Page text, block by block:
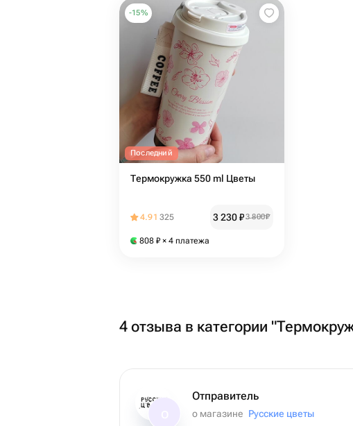
-15%
Последний
Термокружка 550 ml Цветы
4.91 325 3 230₽3 800₽
808 ₽ × 4 платежа
4 отзыва в категории
Отправитель
о магазине Русские цветы